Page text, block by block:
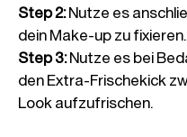
Step 2:Nutze es
dein Make-up zu fixieren.
Step 3:Nutze es bei
den Extra-Frischekick
Look aufzufrischen.